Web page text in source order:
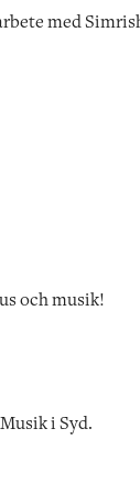
med
och musik!
i Syd.